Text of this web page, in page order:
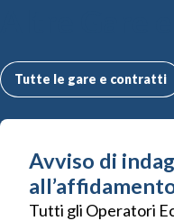
Tutte le gare e contratti
Avviso di
Tutti gli Operatori